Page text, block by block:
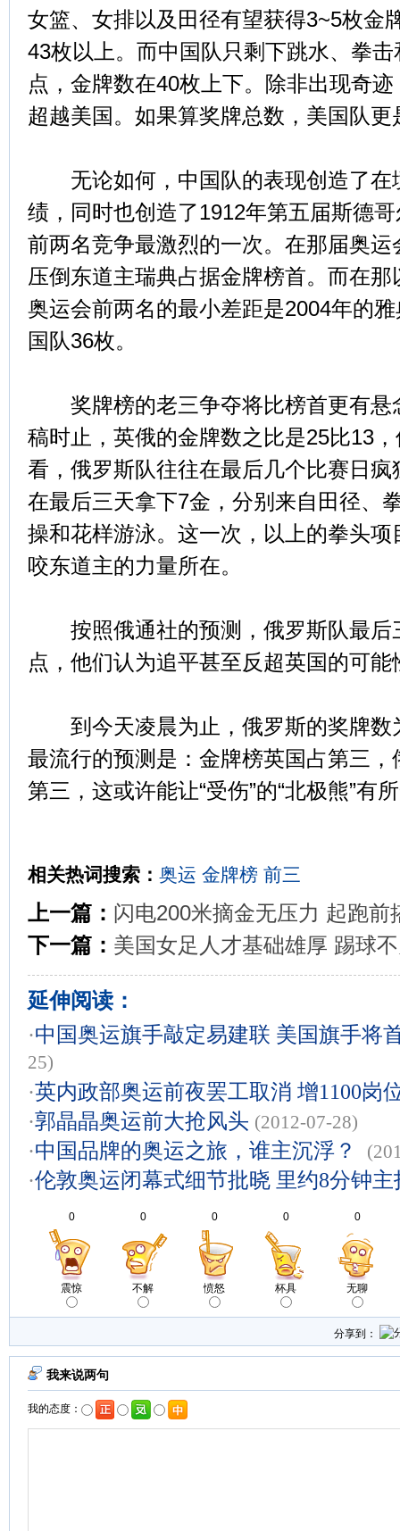
女篮、女排以及田径有望获得3~5枚金
43枚以上。而中国队只剩下跳水、拳
点，金牌数在40枚上下。除非出现奇
超越美国。如果算奖牌总数，美国队
无论如何，中国队的表现创造了在
绩，同时也创造了1912年第五届斯德
前两名竞争最激烈的一次。在那届奥
压倒东道主瑞典占据金牌榜首。而在
奥运会前两名的最小差距是2004年的
国队36枚。
奖牌榜的老三争夺将比榜首更有悬
稿时止，英俄的金牌数之比是25比13
看，俄罗斯队往往在最后几个比赛日
在最后三天拿下7金，分别来自田径、
操和花样游泳。这一次，以上的拳头项
咬东道主的力量所在。
按照俄通社的预测，俄罗斯队最后
点，他们认为追平甚至反超英国的可能
到今天凌晨为止，俄罗斯的奖牌数
最流行的预测是：金牌榜英国占第三
第三，这或许能让“受伤”的“北极熊”有
相关热词搜索： 奥运 金牌榜 前三
上一篇： 闪电200米摘金无压力 起跑前
下一篇： 美国女足人才基础雄厚 踢球
延伸阅读：
·中国奥运旗手敲定易建联 美国旗手将
25)
·英内政部奥运前夜罢工取消 增1100岗
·郭晶晶奥运前大抢风头 (2012-07-28)
·中国品牌的奥运之旅，谁主沉浮？
·伦敦奥运闭幕式细节批晓 里约8分钟主
0
震惊
0
不解
0
愤怒
0
杯具
0
无聊
分享到：